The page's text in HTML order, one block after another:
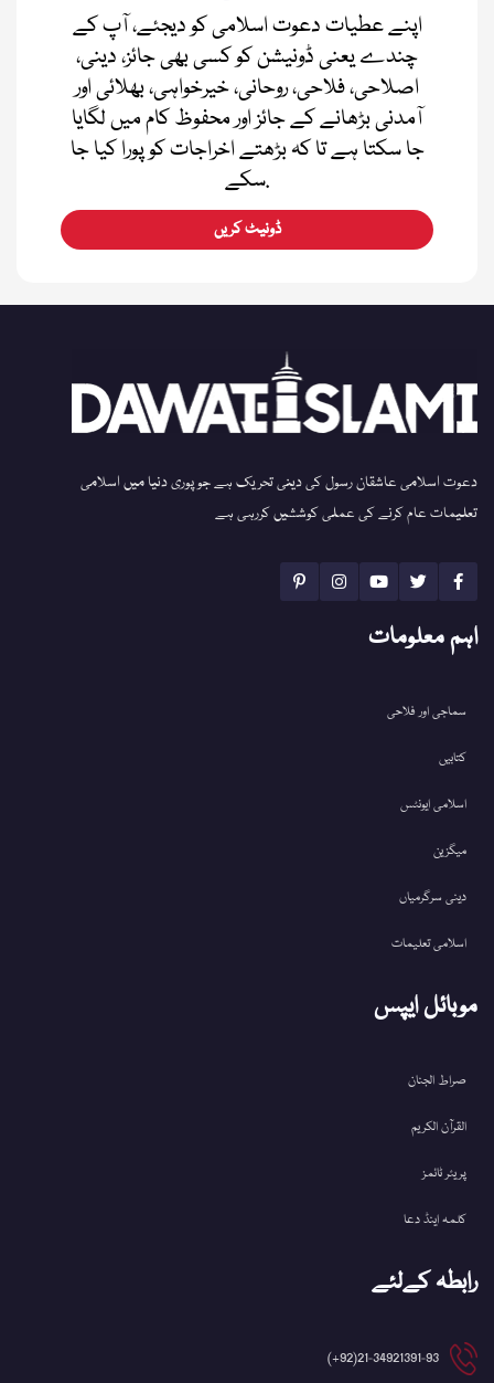
اپنے عطیات دعوت اسلامی کو دیجئے، آپ کے
چندے یعنی ڈونیشن کو کسی بھی جائز، دینی،
اصلاحی، فلاحی، روحانی، خیرخواہی، بھلائی اور
آمدنی بڑھانے کے جائز اور محفوظ کام میں لگایا
جا سکتا ہے تا کہ بڑھتے اخراجات کو پورا کیا جا
سکے.
ڈونیٹ کریں
دعوت اسلامی عاشقان رسول کی دینی تحریک ہے جو پوری دنیا میں اسلامی
تعلیمات عام کرنے کی عملی کوششیں کررہی ہے
اہم معلومات
سماجی اور فلاحی
کتابیں
اسلامی ایونٹس
میگزین
دینی سرگرمیاں
اسلامی تعلیمات
موبائل ایپس
صراط الجنان
القرآن الکریم
پریئر ٹائمز
کلمہ اینڈ دعا
رابطہ کےلئے
21-34921391-93(92+)